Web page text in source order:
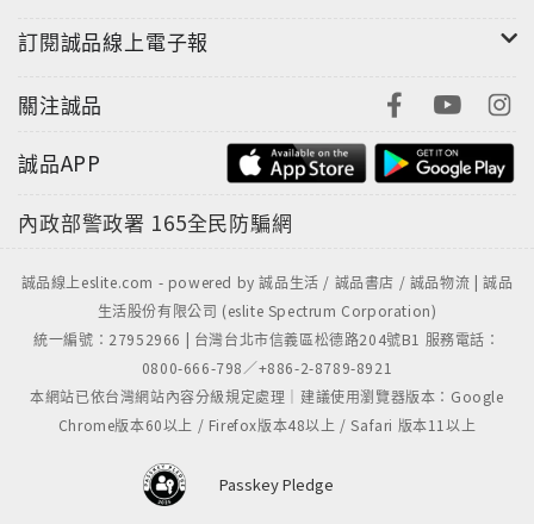
訂閱誠品線上電子報
關注誠品
誠品APP
內政部警政署 165全民防騙網
誠品線上eslite.com - powered by 誠品生活 / 誠品書店 / 誠品物流 | 誠品
生活股份有限公司 (eslite Spectrum Corporation)
統一編號：27952966 | 台灣台北市信義區松德路204號B1 服務電話：
0800-666-798／+886-2-8789-8921
本網站已依台灣網站內容分級規定處理｜建議使用瀏覽器版本：Google
Chrome版本60以上 / Firefox版本48以上 / Safari 版本11以上
Passkey Pledge